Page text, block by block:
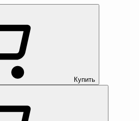
Купить